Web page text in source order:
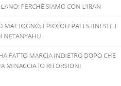
PERCHÉ SIAMO CON L’IRAN
MATTOGNO: I PICCOLI PALESTINESI E I
NETANYAHU
FATTO MARCIA INDIETRO DOPO CHE
MINACCIATO RITORSIONI